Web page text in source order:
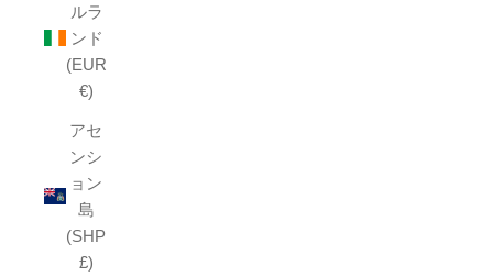
ルラ
ンド
(EUR
€)
アセ
ンシ
ョン
島
(SHP
£)